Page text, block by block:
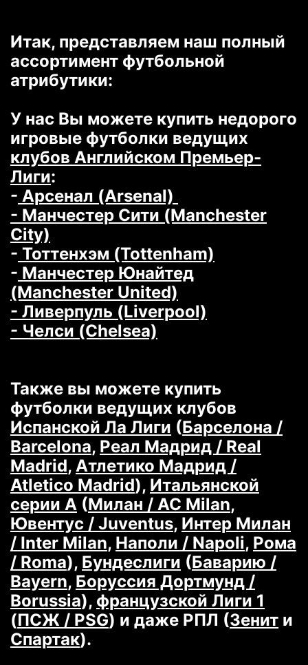
Итак, представляем наш полный
ассортимент футбольной
атрибутики:
У нас Вы можете купить недорого
игровые футболки ведущих
клубов Английском Премьер-
Лиги:
- Арсенал (Arsenal)
- Манчестер Сити (Manchester
City)
- Тоттенхэм (Tottenham)
- Манчестер Юнайтед
(Manchester United)
- Ливерпуль (Liverpool)
- Челси (Chelsea)
Также вы можете купить
футболки ведущих клубов
Испанской Ла Лиги (Барселона /
Barcelona, Реал Мадрид / Real
Madrid, Атлетико Мадрид /
Atletico Madrid), Итальянской
серии А (Милан / AC Milan,
Ювентус / Juventus, Интер Милан
/ Inter Milan, Наполи / Napoli, Рома
/ Roma), Бундеслиги (Баварию /
Bayern, Боруссия Дортмунд /
Borussia), французской Лиги 1
(ПСЖ / PSG) и даже РПЛ (Зенит и
Спартак).